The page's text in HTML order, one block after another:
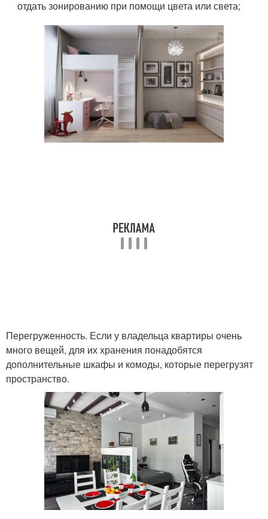
отдать зонированию при помощи цвета или света;
Перегруженность. Если у владельца квартиры очень
много вещей, для их хранения понадобятся
дополнительные шкафы и комоды, которые перегрузят
пространство.